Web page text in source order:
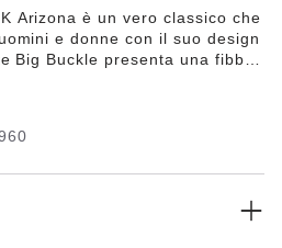
Arizona è un vero classico che
e donne con il suo design
Big Buckle presenta una fibbia
sobri. Questo sandalo è
dona nuova brillantezza a